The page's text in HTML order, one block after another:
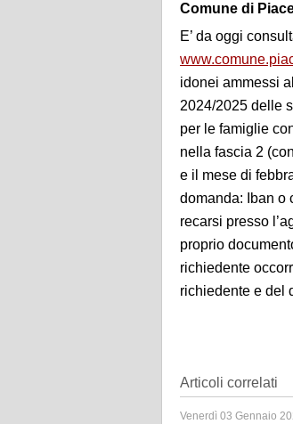
Comune di
E’ da oggi
idonei ammessi
2024/2025 delle
per le famiglie
nella fascia 2
e il mese di
domanda: Iban o
recarsi presso
proprio
richiedente
richiedente e del
Articoli correlati
Venerdì 03 Gennaio